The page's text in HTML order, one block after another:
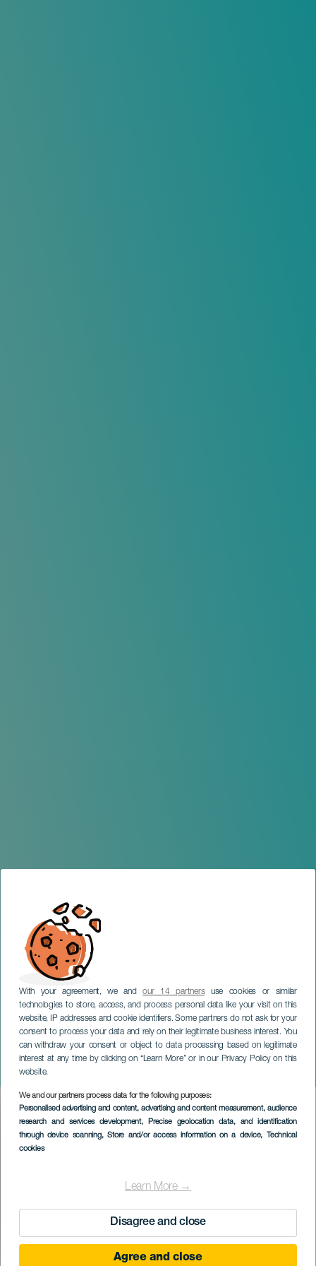
With your agreement, we andour 14 partnersuse cookies or similar
technologies to store, access, and process personal data like your visit on this
website, IP addresses and cookie identifiers. Some partners do not ask for your
consent to process your data and rely on their legitimate business interest. You
can withdraw your consent or object to data processing based on legitimate
interest at any time by clicking on “Learn More” or in our Privacy Policy on this
website.
We and our partners process data for the following purposes:
Personalised advertising and content, advertising and content measurement, audience
research and services development, Precise geolocation data, and identification
through device scanning, Store and/or access information on a device, Technical
cookies
Learn More →
Disagree and close
Agree and close
La Lírica del viento
GRÃ-CANÁRIA
Imagen
Listado